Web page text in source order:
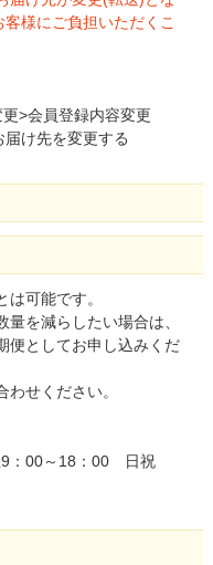
様にご負担いただくこ
>会員登録内容変更
け先を変更する
可能です。
を減らしたい場合は、
便としてお申し込みくだ
せください。
：00～18：00 日祝